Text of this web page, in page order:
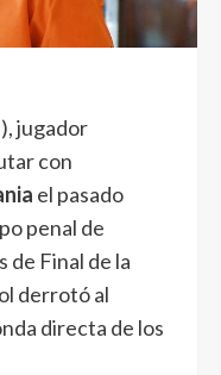
jugador
con
el pasado
penal de
de Final de la
derrotó al
directa de los